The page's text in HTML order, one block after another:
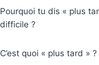
Pourquoi tu dis « plus
difficile ?
C’est quoi « plus tard » ?